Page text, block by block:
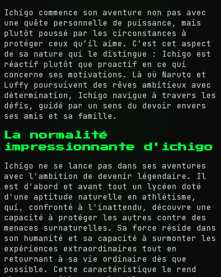
Ichigo commence son aventure non pas avec
une quête personnelle de puissance, mais
plutôt poussé par les circonstances à
protéger ceux qu’il aime. C'est cet aspect
de sa nature qui le distingue : Ichigo est
réactif plutôt que proactif en ce qui
concerne ses motivations. Là où Naruto et
Luffy poursuivent des rêves ambitieux avec
détermination, Ichigo navigue à travers les
défis, guidé par un sens du devoir envers
ses amis et sa famille.
La normalité
impressionnante d'ichigo
Ichigo ne se lance pas dans ses aventures
avec l'ambition de devenir légendaire. Il
est d'abord et avant tout un lycéen doté
d'une aptitude naturelle en athlétisme,
qui, confronté à l'inattendu, découvre une
capacité à protéger les autres contre des
menaces surnaturelles. Sa force réside dans
son humanité et sa capacité à surmonter les
expériences extraordinaires tout en
retournant à sa vie ordinaire dès que
possible. Cette caractéristique le rend